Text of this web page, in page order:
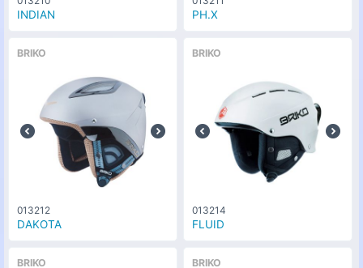
INDIAN PH.X
BRIKO
013212
DAKOTA
BRIKO
013214
FLUID
BRIKO BRIKO